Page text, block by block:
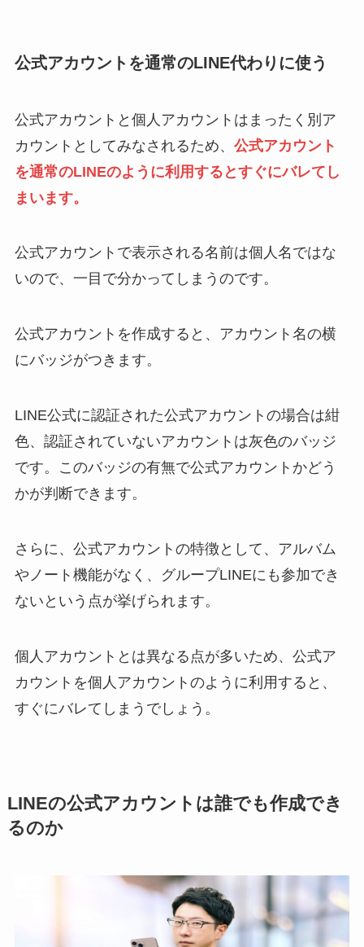
公式アカウントを通常のLINE代わりに使う
公式アカウントと個人アカウントはまったく別ア
カウントとしてみなされるため、 公式アカウント
を通常のLINEのように利用するとすぐにバレてし
まいます。
公式アカウントで表示される名前は個人名ではな
いので、一目で分かってしまうのです。
公式アカウントを作成すると、アカウント名の横
にバッジがつきます。
LINE公式に認証された公式アカウントの場合は紺
色、認証されていないアカウントは灰色のバッジ
です。このバッジの有無で公式アカウントかどう
かが判断できます。
さらに、公式アカウントの特徴として、アルバム
やノート機能がなく、グループLINEにも参加でき
ないという点が挙げられます。
個人アカウントとは異なる点が多いため、公式ア
カウントを個人アカウントのように利用すると、
すぐにバレてしまうでしょう。
LINEの公式アカウントは誰でも作成でき
るのか